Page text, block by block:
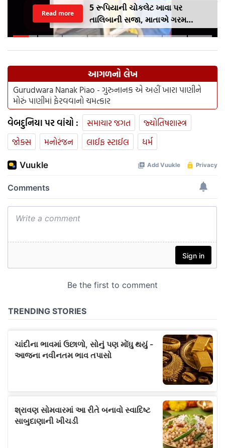
5 રૂપિયાની ચોકલેટ ખાવા પર
તાલિબાની સજા, માતાએ ગરમ
ચપ્પુથી પુત્રના પગમાં આપ્યો ડામ,
Read more
આગળનો લેખ
Gurudwara Nanak Piao - ગુરુનાનક એ અહીં ખારા પાણીને
મોરું પાણીમાં ફેરવવાનો ચમત્કાર
વેબદુનિયા પર વાંચો : સમાચાર જગત
જ્યોતિષશાસ્ત્ર
જોક્સ
મનોરંજન લાઈફ સ્ટાઈલ ધર્મ